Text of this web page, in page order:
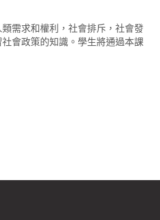
需求和權利，社會排斥，社會發
會政策的知識。學生將通過本課